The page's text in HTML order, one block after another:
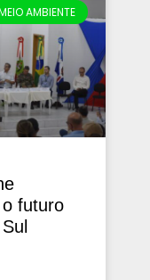
AMBIENTE
o futuro